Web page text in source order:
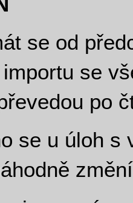
se od
se
po
se u úloh s